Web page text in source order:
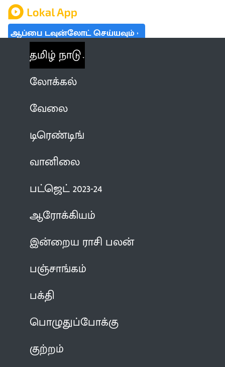
ஆப்பை டவுன்லோட் செய்யவும்
தமிழ் நாடு
லோக்கல்
வேலை
டிரெண்டிங்
வானிலை
பட்ஜெட் 2023-24
ஆரோக்கியம்
இன்றைய ராசி பலன்
பஞ்சாங்கம்
பக்தி
பொழுதுப்போக்கு
குற்றம்